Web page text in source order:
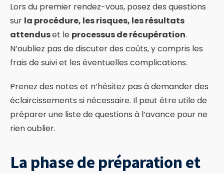
Lors du premier rendez-vous, posez des questions
sur la procédure, les risques, les résultats
attenduset le processus de récupération.
N’oubliez pas de discuter des coûts, y compris les
frais de suivi et les éventuelles complications.
Prenez des notes et n’hésitez pas à demander des
éclaircissements si nécessaire. Il peut être utile de
préparer une liste de questions à l’avance pour ne
rien oublier.
La phase de préparation et